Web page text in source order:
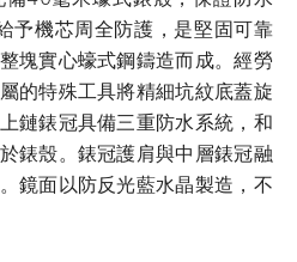
予機芯周全防護，是堅固可靠
塊實心蠔式鋼鑄造而成。經勞
的特殊工具將精細坑紋底蓋旋
鏈錶冠具備三重防水系統，和
錶殼。錶冠護肩與中層錶冠融
鏡面以防反光藍水晶製造，不